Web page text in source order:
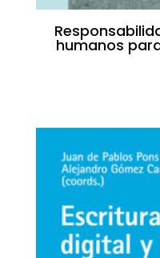
humanos